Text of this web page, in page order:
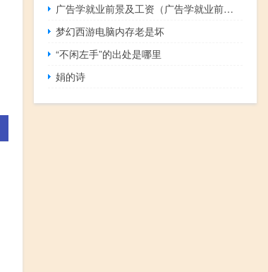
广告学就业前景及工资（广告学就业前景）
梦幻西游电脑内存老是坏
“不闲左手”的出处是哪里
娟的诗